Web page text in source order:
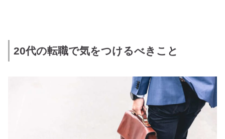
20代の転職で気をつけるべきこと